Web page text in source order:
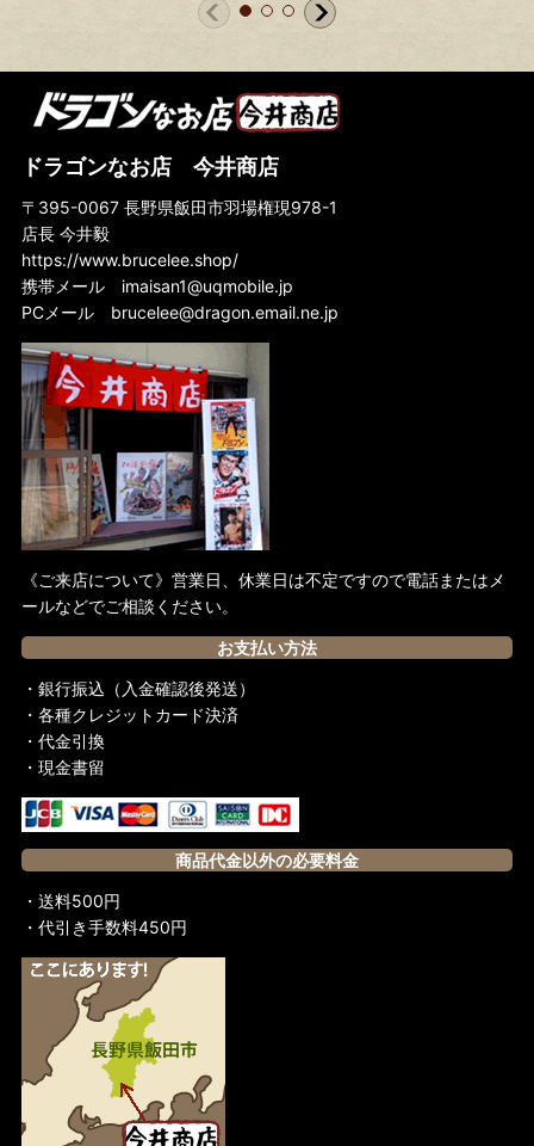
ドラゴンなお店 今井商店
〒395-0067 長野県飯田市羽場権現978-1
店長 今井毅
https://www.brucelee.shop/
携帯メール imaisan1@uqmobile.jp
PCメール brucelee@dragon.email.ne.jp
《ご来店について》営業日、休業日は不定ですので電話またはメ
ールなどでご相談ください。
お支払い方法
・銀行振込（入金確認後発送）
・各種クレジットカード決済
・代金引換
・現金書留
商品代金以外の必要料金
・送料500円
・代引き手数料450円